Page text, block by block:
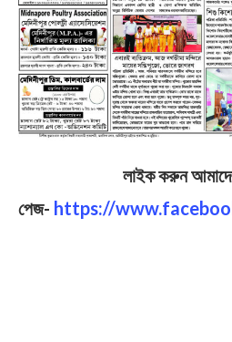
লাইক করুন
পেজ- https://